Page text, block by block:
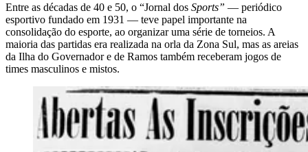
Entre as décadas de 40 e 50, o “Jornal dos Sports” — periódico
esportivo fundado em 1931 — teve papel importante na
consolidação do esporte, ao organizar uma série de torneios. A
maioria das partidas era realizada na orla da Zona Sul, mas as areias
da Ilha do Governador e de Ramos também receberam jogos de
times masculinos e mistos.